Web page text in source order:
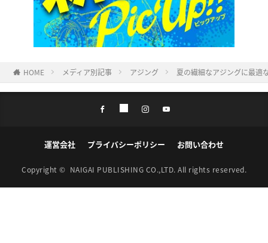
HOME メディア別記事 アジング 夏の繊細なアジングに最適
運営会社 プライバシーポリシー お問い合わせ
Copyright © NAIGAI PUBLISHING CO.,LTD. All rights reserved.